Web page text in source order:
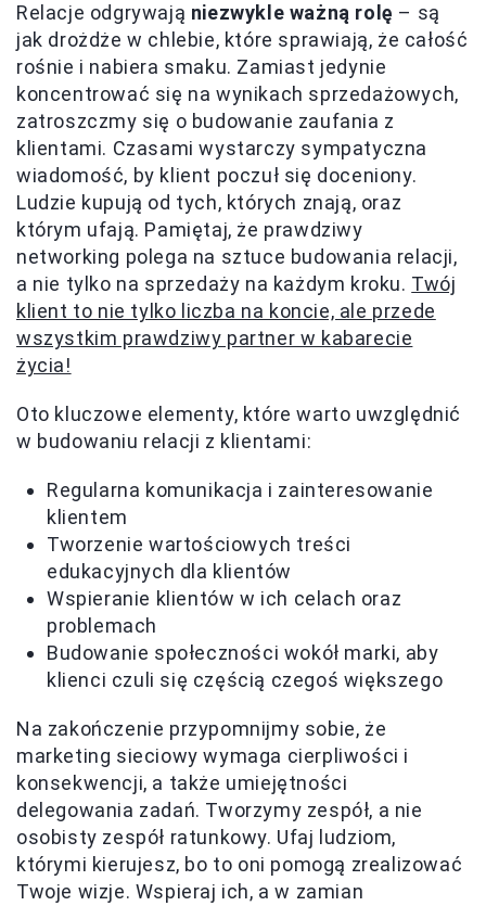
Relacje odgrywają niezwykle ważną rolę – są
jak drożdże w chlebie, które sprawiają, że całość
rośnie i nabiera smaku. Zamiast jedynie
koncentrować się na wynikach sprzedażowych,
zatroszczmy się o budowanie zaufania z
klientami. Czasami wystarczy sympatyczna
wiadomość, by klient poczuł się doceniony.
Ludzie kupują od tych, których znają, oraz
którym ufają. Pamiętaj, że prawdziwy
networking polega na sztuce budowania relacji,
a nie tylko na sprzedaży na każdym kroku. Twój
klient to nie tylko liczba na koncie, ale przede
wszystkim prawdziwy partner w kabarecie
życia!
Oto kluczowe elementy, które warto uwzględnić
w budowaniu relacji z klientami:
Regularna komunikacja i zainteresowanie
klientem
Tworzenie wartościowych treści
edukacyjnych dla klientów
Wspieranie klientów w ich celach oraz
problemach
Budowanie społeczności wokół marki, aby
klienci czuli się częścią czegoś większego
Na zakończenie przypomnijmy sobie, że
marketing sieciowy wymaga cierpliwości i
konsekwencji, a także umiejętności
delegowania zadań. Tworzymy zespół, a nie
osobisty zespół ratunkowy. Ufaj ludziom,
którymi kierujesz, bo to oni pomogą zrealizować
Twoje wizje. Wspieraj ich, a w zamian